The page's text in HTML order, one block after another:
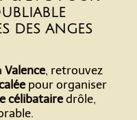
Valence, retrouvez
pour organiser
célibatairedrôle,
DES ANGES